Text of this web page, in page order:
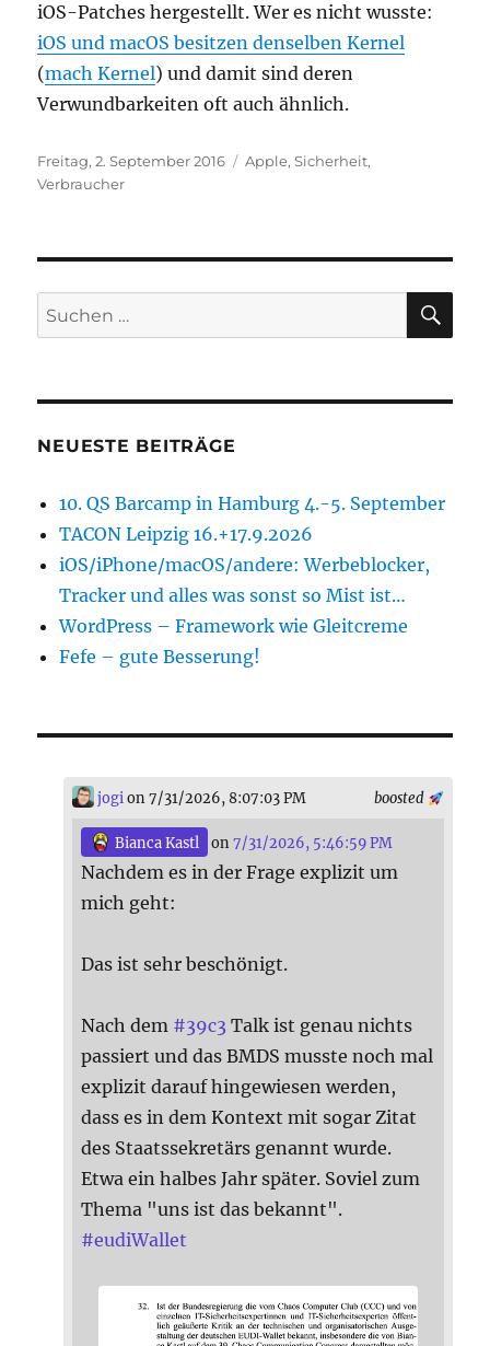
iOS-Patches hergestellt. Wer es nicht wusste:
iOS und macOS besitzen denselben Kernel
(mach Kernel) und damit sind deren
Verwundbarkeiten oft auch ähnlich.
Veröffentlicht
am
Freitag, 2. September 2016 Kategorien
Apple,Sicherheit,
Verbraucher
Suchen
nach:
NEUESTE BEITRÄGE
10. QS Barcamp in Hamburg 4.-5. September
TACON Leipzig 16.+17.9.2026
iOS/iPhone/macOS/andere: Werbeblocker,
Tracker und alles was sonst so Mist ist…
WordPress – Framework wie Gleitcreme
Fefe – gute Besserung!
boosted
jogion 7/31/2026, 8:07:03 PM
Bianca Kastl on7/31/2026, 5:46:59 PM
Nachdem es in der Frage explizit um
mich geht:
Das ist sehr beschönigt.
Nach dem #39c3 Talk ist genau nichts
passiert und das BMDS musste noch mal
explizit darauf hingewiesen werden,
dass es in dem Kontext mit sogar Zitat
des Staatssekretärs genannt wurde.
Etwa ein halbes Jahr später. Soviel zum
Thema "uns ist das bekannt".
#eudiWallet